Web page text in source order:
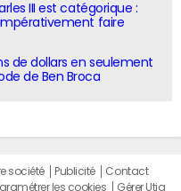
III est catégorique :
faire
de dollars en seulement
de Ben Broca
société Publicité
Contact
les cookies Gérer Utiq